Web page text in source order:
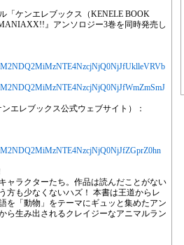
「ケンエレブックス（KENELE BOOK
』アンソロジー3巻を同時発売し
レブックス公式ウェブサイト）：
ャラクターたち。作品は読んだことがない
方も少なくないハズ！ 本書は王道からレ
を「動物」をテーマにギュッと集めたアン
ら生み出されるクレイジーなアニマルラン